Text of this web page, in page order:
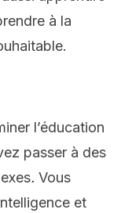
à la
l’éducation
passer à des
. Vous
et